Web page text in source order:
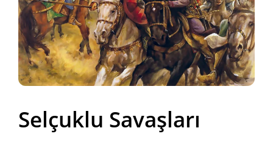
Selçuklu Savaşları